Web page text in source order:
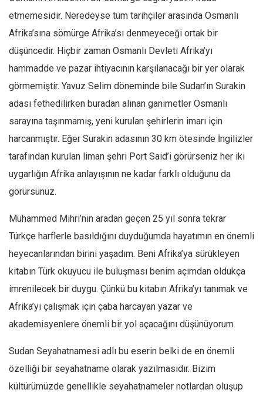
Kültür Sanat
Kitap
Karisi kitap sualleri
Ekonomi
Spor
Manzara
Sağlık
Gıda-Beslenme
Hayat
Türkiye
Siyaset
Dünya
Avrupa
Asya
Afrika
İslam Dünyası
Amerika
Avustralya
Tarih
etmemesidir. Neredeyse tüm tarihçiler arasında Osmanlı
Afrika’sına sömürge Afrika’sı denmeyeceği ortak bir
düşüncedir. Hiçbir zaman Osmanlı Devleti Afrika’yı
hammadde ve pazar ihtiyacının karşılanacağı bir yer olarak
görmemiştir. Yavuz Selim döneminde bile Sudan’ın Surakin
adası fethedilirken buradan alınan ganimetler Osmanlı
sarayına taşınmamış, yeni kurulan şehirlerin imarı için
harcanmıştır. Eğer Surakin adasının 30 km ötesinde İngilizler
tarafından kurulan liman şehri Port Said’i görürseniz her iki
uygarlığın Afrika anlayışının ne kadar farklı olduğunu da
görürsünüz.
Muhammed Mihri’nin aradan geçen 25 yıl sonra tekrar
Türkçe harflerle basıldığını duyduğumda hayatımın en önemli
heyecanlarından birini yaşadım. Beni Afrika’ya sürükleyen
kitabın Türk okuyucu ile buluşması benim açımdan oldukça
imrenilecek bir duygu. Çünkü bu kitabın Afrika’yı tanımak ve
Afrika’yı çalışmak için çaba harcayan yazar ve
akademisyenlere önemli bir yol açacağını düşünüyorum.
Sudan Seyahatnamesi adlı bu eserin belki de en önemli
özelliği bir seyahatname olarak yazılmasıdır. Bizim
kültürümüzde genellikle seyahatnameler notlardan oluşup